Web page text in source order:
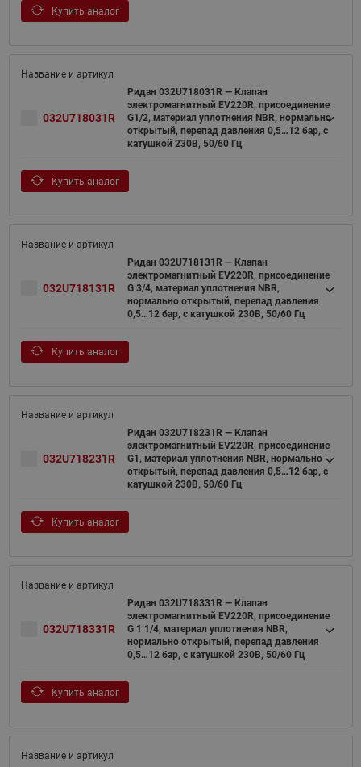
Купить аналог
032U718031R
Ридан 032U718031R — Клапан
электромагнитный EV220R, присоединение
G1/2, материал уплотнения NBR, нормально
открытый, перепад давления 0,5…12 бар, с
катушкой 230В, 50/60 Гц
Купить аналог
032U718131R
Ридан 032U718131R — Клапан
электромагнитный EV220R, присоединение
G 3/4, материал уплотнения NBR,
нормально открытый, перепад давления
0,5…12 бар, с катушкой 230В, 50/60 Гц
Купить аналог
032U718231R
Ридан 032U718231R — Клапан
электромагнитный EV220R, присоединение
G1, материал уплотнения NBR, нормально
открытый, перепад давления 0,5…12 бар, с
катушкой 230В, 50/60 Гц
Купить аналог
032U718331R
Ридан 032U718331R — Клапан
электромагнитный EV220R, присоединение
G 1 1/4, материал уплотнения NBR,
нормально открытый, перепад давления
0,5…12 бар, с катушкой 230В, 50/60 Гц
Купить аналог